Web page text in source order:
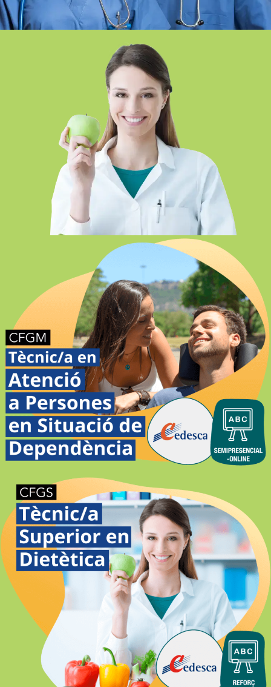
FP DIETÈTICA – SEVILLA PRESENCIAL
ATENCIÓ A PERSONES EN SITUACIÓ
DE DEPENDÈNCIA SEMIPRESENCIAL-
ONLINE GIRONA
DIETÈTICA SEMIPRESENCIAL-
ONLINE GIRONA